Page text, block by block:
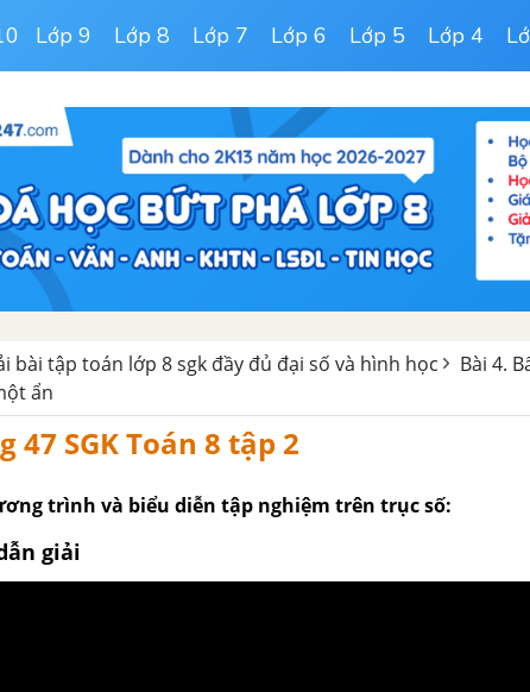
Lớp 9 Lớp 8 Lớp 7 Lớp 6 Lớp 5 Lớp 4
bài tập toán lớp 8 sgk đầy đủ đại số và hình học
Bài 4.
ẩn
47 SGK Toán 8 tập 2
trình và biểu diễn tập nghiệm trên trục số:
giải